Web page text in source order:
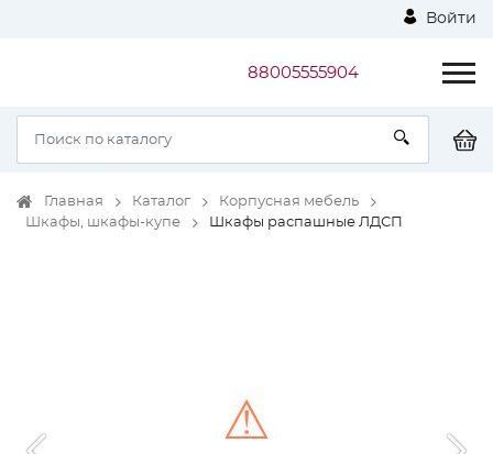
Войти
88005555904
Главная Каталог
Корпусная мебель
Шкафы, шкафы-купе
Шкафы распашные ЛДСП
⚠